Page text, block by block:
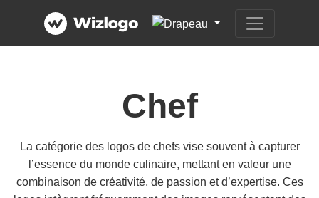
Chef
La catégorie des logos de chefs vise souvent à capturer
l’essence du monde culinaire, mettant en valeur une
combinaison de créativité, de passion et d’expertise. Ces